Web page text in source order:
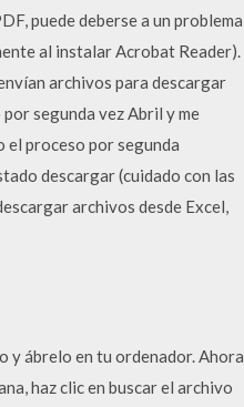
puede deberse a un problema
al instalar Acrobat Reader).
archivos para descargar
segunda vez Abril y me
el proceso por segunda
descargar (cuidado con las
archivos desde Excel,
y ábrelo en tu ordenador. Ahora
haz clic en buscar el archivo